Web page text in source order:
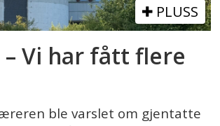
PLUSS
Vi har fått flere
ble varslet om gjentatte